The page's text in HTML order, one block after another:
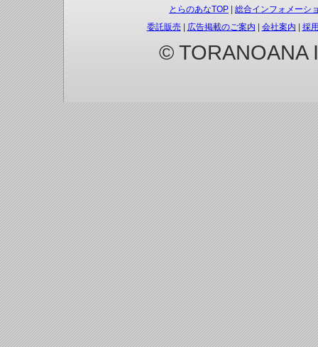
とらのあなTOP
総合インフォメーシ
委託販売| 広告掲載のご案内 会社案内 採
© TORANOANA